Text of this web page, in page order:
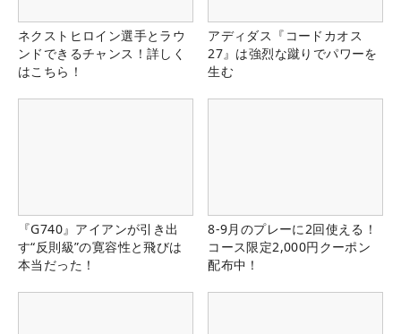
ネクストヒロイン選手とラウ
ンドできるチャンス！詳しく
はこちら！
アディダス『コードカオス
27』は強烈な蹴りでパワーを
生む
『G740』アイアンが引き出
す“反則級”の寛容性と飛びは
本当だった！
8-9月のプレーに2回使える！
コース限定2,000円クーポン
配布中！